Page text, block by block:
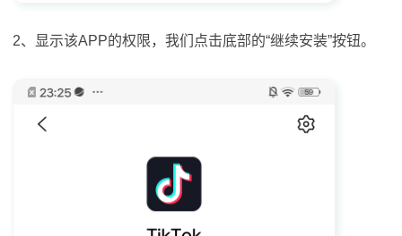
2、显示该APP的权限，我们点击底部的“继续安装”按钮。